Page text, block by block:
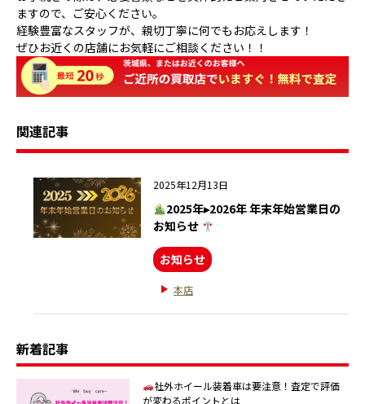
ますので、ご安心ください。
経験豊富なスタッフが、親切丁寧に何でもお応えします！
ぜひお近くの店舗にお気軽にご相談ください！！
関連記事
2025年12月13日
2025年▸2026年 年末年始営業日の
お知らせ
お知らせ
本店
新着記事
社外ホイール装着車は要注意！査定で評価
が変わるポイントとは